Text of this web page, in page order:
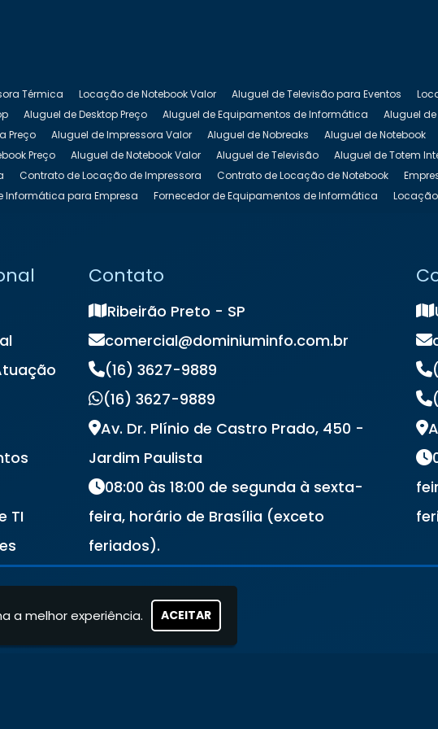
Térmica Locação de Notebook Valor Aluguel de Televisão para Eventos
Aluguel de Desktop Preço Aluguel de Equipamentos de Informática
Aluguel
Preço Aluguel de Impressora Valor Aluguel de Nobreaks Aluguel de Notebook
Preço Aluguel de Notebook Valor Aluguel de Televisão Aluguel de Totem
Contrato de Locação de Impressora Contrato de Locação de Notebook
Informática para Empresa Fornecedor de Equipamentos de Informática
Preço de Locação de Notebook
TI
Contato
Ribeirão Preto - SP
comercial@dominiuminfo.com.br
(16) 3627-9889
(16) 3627-9889
Av. Dr. Plínio de Castro Prado, 450 -
Jardim Paulista
08:00 às 18:00 de segunda à sexta-
feira, horário de Brasília (exceto
feriados).
a melhor experiência. ACEITAR